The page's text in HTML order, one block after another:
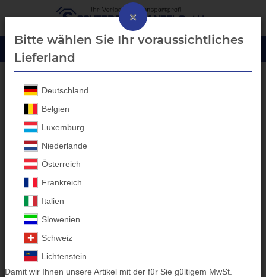
Aluprofil-Bordwanderhöhung
×
Bitte wählen Sie Ihr voraussichtliches
Lieferland
Deutschland
Belgien
Luxemburg
Niederlande
Österreich
Frankreich
Italien
Slowenien
Schweiz
Lichtenstein
Damit wir Ihnen unsere Artikel mit der für Sie gültigem MwSt.